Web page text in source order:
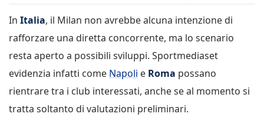
In Italia, il Milan non avrebbe alcuna intenzione di
rafforzare una diretta concorrente, ma lo scenario
resta aperto a possibili sviluppi. Sportmediaset
evidenzia infatti come Napoli e Roma possano
rientrare tra i club interessati, anche se al momento si
tratta soltanto di valutazioni preliminari.